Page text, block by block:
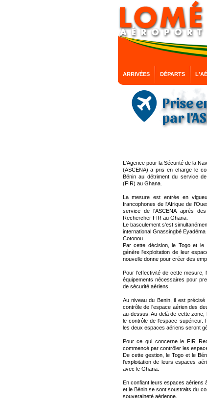
ARRIVÉES DÉPARTS
Prise
par
L'Agence pour la Sécurité de la
(ASCENA) a pris en charge le
Bénin au détriment du service
(FIR) au Ghana.
La mesure est entrée en
francophones de l'Afrique de
service de l'ASCENA après
Rechercher FIR au Ghana.
Le basculement s'est
international Gnassingbé
Cotonou.
Par cette décision, le Togo et le
génère l'exploitation de leur
nouvelle donne pour créer des
Pour l'effectivité de cette mesure,
équipements nécessaires pour
de sécurité aériens.
Au niveau du Benin, il est
contrôle de l'espace aérien des
au-dessus. Au-delà de cette
le contrôle de l'espace supérieur.
les deux espaces aériens seront
Pour ce qui concerne le FIR
commencé par contrôler les
De cette gestion, le Togo et le
l'exploitation de leurs espaces
avec le Ghana.
En confiant leurs espaces aériens
et le Bénin se sont soustraits du
souveraineté aérienne.